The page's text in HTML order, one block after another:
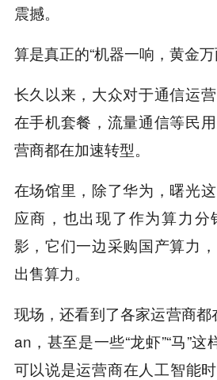
震撼。
算是真正的“机器一响，黄金万
长久以来，大众对于通信运
在手机套餐，流量通信等民
营商都在加速转型。
在场馆里，除了华为，曙光
应商，也出现了作为算力
影，它们一边采购国产算力
出售算力。
现场，还看到了各家运营商
an，甚至是一些“龙虾”“马”
可以说是运营商在人工智能